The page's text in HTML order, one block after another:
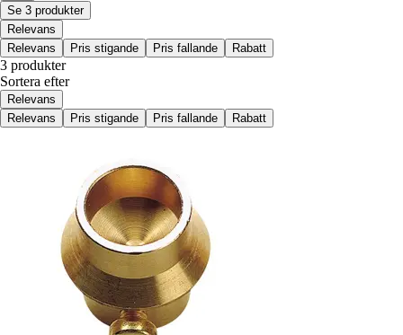
Se 3 produkter
Relevans
Relevans
Pris stigande Pris fallande Rabatt
3 produkter
Sortera efter
Relevans
Relevans
Pris stigande Pris fallande Rabatt